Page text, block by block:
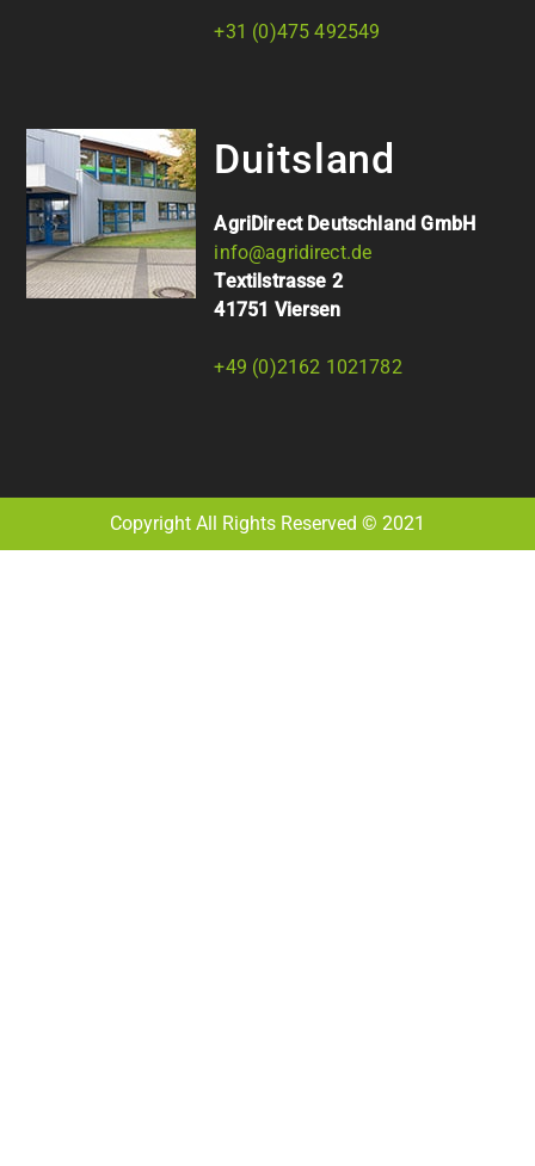
+31 (0)475 492549
Duitsland
AgriDirect Deutschland GmbH
info@agridirect.de
Textilstrasse 2
41751 Viersen
+49 (0)2162 1021782
Copyright All Rights Reserved © 2021